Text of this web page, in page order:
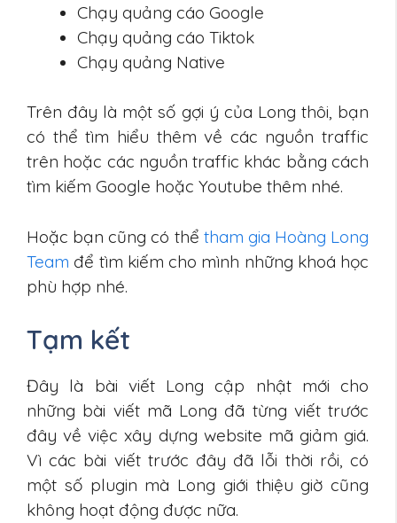
Chạy quảng cáo Google
Chạy quảng cáo Tiktok
Chạy quảng Native
Trên đây là một số gợi ý của Long thôi, bạn
có thể tìm hiểu thêm về các nguồn traffic
trên hoặc các nguồn traffic khác bằng cách
tìm kiếm Google hoặc Youtube thêm nhé.
Hoặc bạn cũng có thể tham gia Hoàng Long
Team để tìm kiếm cho mình những khoá học
phù hợp nhé.
Tạm kết
Đây là bài viết Long cập nhật mới cho
những bài viết mã Long đã từng viết trước
đây về việc xây dựng website mã giảm giá.
Vì các bài viết trước đây đã lỗi thời rồi, có
một số plugin mà Long giới thiệu giờ cũng
không hoạt động được nữa.